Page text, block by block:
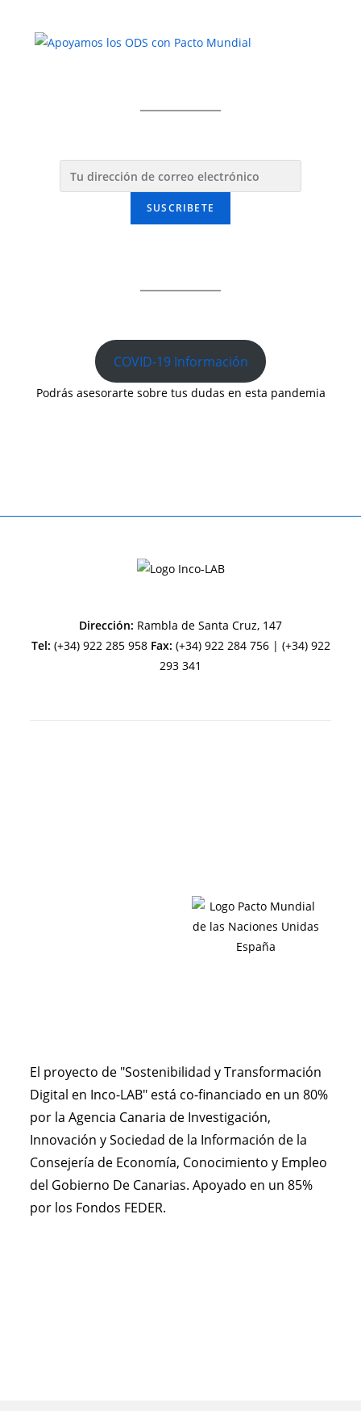
COVID-19 Información
Podrás asesorarte sobre tus dudas en esta pandemia
Dirección: Rambla de Santa Cruz, 147
Tel: (+34) 922 285 958 Fax: (+34) 922 284 756 | (+34) 922
293 341
El proyecto de "Sostenibilidad y Transformación
Digital en Inco-LAB" está co-financiado en un 80%
por la Agencia Canaria de Investigación,
Innovación y Sociedad de la Información de la
Consejería de Economía, Conocimiento y Empleo
del Gobierno De Canarias. Apoyado en un 85%
por los Fondos FEDER.